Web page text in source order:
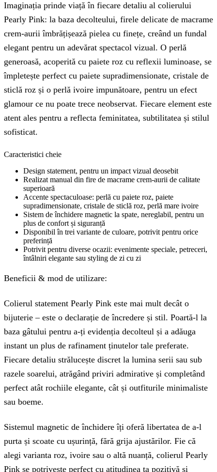
Imaginația prinde viață în fiecare detaliu al colierului
Pearly Pink: la baza decolteului, firele delicate de macrame
crem-aurii îmbrățișează pielea cu finețe, creând un fundal
elegant pentru un adevărat spectacol vizual. O perlă
generoasă, acoperită cu paiete roz cu reflexii luminoase, se
împletește perfect cu paiete supradimensionate, cristale de
sticlă roz și o perlă ivoire impunătoare, pentru un efect
glamour ce nu poate trece neobservat. Fiecare element este
atent ales pentru a reflecta feminitatea, subtilitatea și stilul
sofisticat.
Caracteristici cheie
Design statement, pentru un impact vizual deosebit
Realizat manual din fire de macrame crem-aurii de calitate
superioară
Accente spectaculoase: perlă cu paiete roz, paiete
supradimensionate, cristale de sticlă roz, perlă mare ivoire
Sistem de închidere magnetic la spate, nereglabil, pentru un
plus de confort și siguranță
Disponibil în trei variante de culoare, potrivit pentru orice
preferință
Potrivit pentru diverse ocazii: evenimente speciale, petreceri,
întâlniri elegante sau styling de zi cu zi
Beneficii & mod de utilizare:
Colierul statement Pearly Pink este mai mult decât o
bijuterie – este o declarație de încredere și stil. Poartă-l la
baza gâtului pentru a-ți evidenția decolteul și a adăuga
instant un plus de rafinament ținutelor tale preferate.
Fiecare detaliu strălucește discret la lumina serii sau sub
razele soarelui, atrăgând priviri admirative și completând
perfect atât rochiile elegante, cât și outfiturile minimaliste
sau boeme.
Sistemul magnetic de închidere îți oferă libertatea de a-l
purta și scoate cu ușurință, fără grija ajustărilor. Fie că
alegi varianta roz, ivoire sau o altă nuanță, colierul Pearly
Pink se potrivește perfect cu atitudinea ta pozitivă și